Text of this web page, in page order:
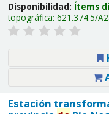
Disponibilidad: Ítems
topográfica: 621.374.5/
Estación